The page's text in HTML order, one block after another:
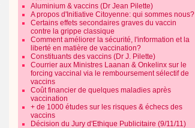
Aluminium & vaccins (Dr Jean Pilette)
A propos d'Initiative Citoyenne: qui sommes nous?
Certains effets secondaires graves du vaccin
contre la grippe classique
Comment améliorer la sécurité, l'information et la
liberté en matière de vaccination?
Constituants des vaccins (Dr J. Pilette)
Courrier aux Ministres Laanan & Onkelinx sur le
forcing vaccinal via le remboursement sélectif de
vaccins
Coût financier de quelques maladies après
vaccination
+ de 1000 études sur les risques & échecs des
vaccins
Décision du Jury d'Ethique Publicitaire (9/11/11)